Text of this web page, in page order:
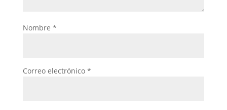
Nombre *
Correo electrónico *